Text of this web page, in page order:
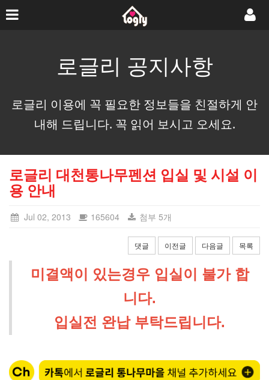
로글리 공지사항
로글리 이용에 꼭 필요한 정보들을 친절하게 안
내해 드립니다. 꼭 읽어 보시고 오세요.
로글리 대천통나무펜션 입실 및 시설 이
용 안내
Jul 02, 2013 165604 첨부 5개
댓글 이전글 다음글 목록
미결액이 있는경우 입실이 불가 합
니다.
입실전 완납 부탁드립니다.